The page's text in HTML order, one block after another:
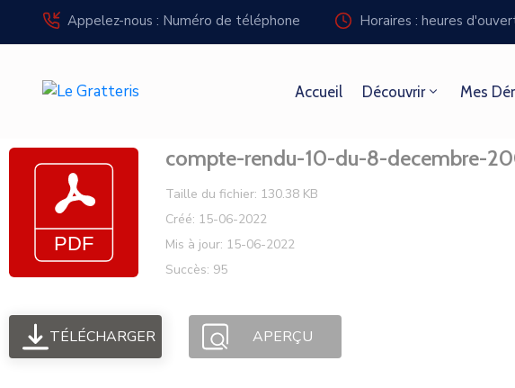
Appelez-nous : Numéro de téléphone Horaires : heures
Accueil Découvrir Mes
compte-rendu-10-du-8-decembre-
Taille du fichier: 130.38 KB
Créé: 15-06-2022
Mis à jour: 15-06-2022
Succès: 95
TÉLÉCHARGER APERÇU
Panneau de gestion des cookies